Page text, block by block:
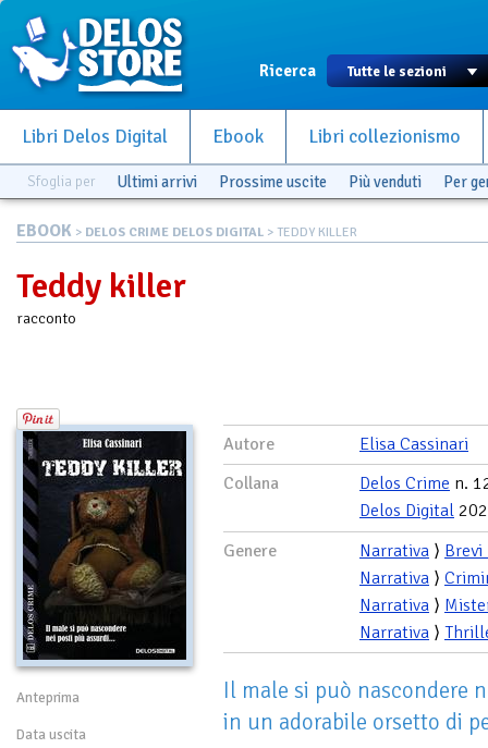
Ricerca
Libri Delos Digital Ebook Libri collezionismo
Sfoglia per Ultimi arrivi Prossime uscite Più venduti Per
EBOOK > DELOS CRIME DELOS DIGITAL > TEDDY KILLER
Teddy killer
racconto
Anteprima
Data uscita
Autore
Elisa Cassinari
Collana
Delos Crime n.
Delos Digital
Genere
Narrativa ⟩ Brevi
Narrativa ⟩
Narrativa ⟩
Narrativa ⟩
Il male si può nascondere
in un adorabile orsetto di